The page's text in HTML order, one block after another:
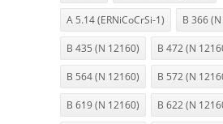
A 5.14 (ERNiCoCrSi-1) B 366
B 435 (N 12160) B 472 (N
B 564 (N 12160) B 572 (N
B 619 (N 12160) B 622 (N